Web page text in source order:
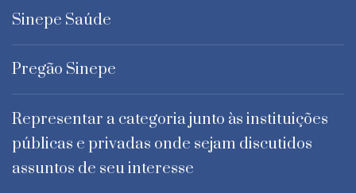
Sinepe Saúde
Pregão Sinepe
Representar a categoria junto às instituições
públicas e privadas onde sejam discutidos
assuntos de seu interesse